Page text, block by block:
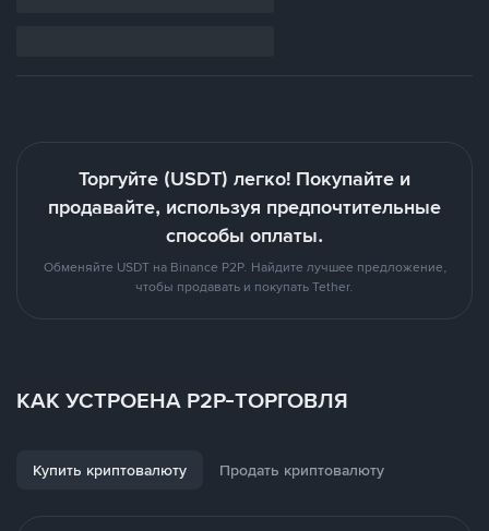
Торгуйте (USDT) легко! Покупайте и
продавайте, используя предпочтительные
способы оплаты.
Обменяйте USDT на Binance P2P. Найдите лучшее предложение,
чтобы продавать и покупать Tether.
КАК УСТРОЕНА P2P-ТОРГОВЛЯ
Купить криптовалюту Продать криптовалюту